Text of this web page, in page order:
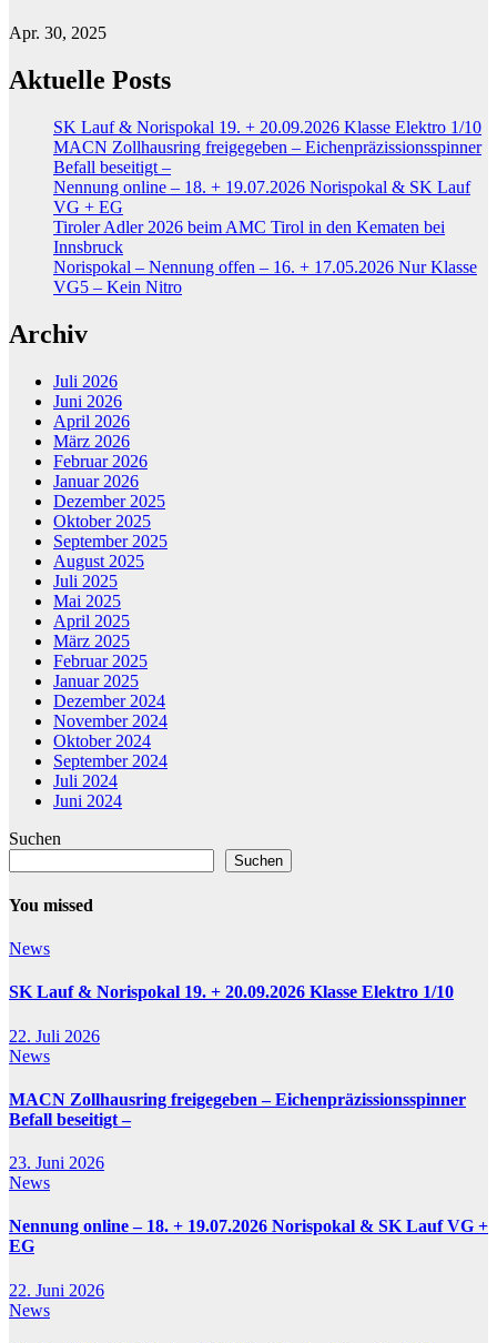
Apr. 30, 2025
Aktuelle Posts
SK Lauf & Norispokal 19. + 20.09.2026 Klasse Elektro 1/10
MACN Zollhausring freigegeben – Eichenpräzissionsspinner
Befall beseitigt –
Nennung online – 18. + 19.07.2026 Norispokal & SK Lauf
VG + EG
Tiroler Adler 2026 beim AMC Tirol in den Kematen bei
Innsbruck
Norispokal – Nennung offen – 16. + 17.05.2026 Nur Klasse
VG5 – Kein Nitro
Archiv
Juli 2026
Juni 2026
April 2026
März 2026
Februar 2026
Januar 2026
Dezember 2025
Oktober 2025
September 2025
August 2025
Juli 2025
Mai 2025
April 2025
März 2025
Februar 2025
Januar 2025
Dezember 2024
November 2024
Oktober 2024
September 2024
Juli 2024
Juni 2024
Suchen
Suchen
You missed
News
SK Lauf & Norispokal 19. + 20.09.2026 Klasse Elektro 1/10
22. Juli 2026
News
MACN Zollhausring freigegeben – Eichenpräzissionsspinner
Befall beseitigt –
23. Juni 2026
News
Nennung online – 18. + 19.07.2026 Norispokal & SK Lauf VG +
EG
22. Juni 2026
News